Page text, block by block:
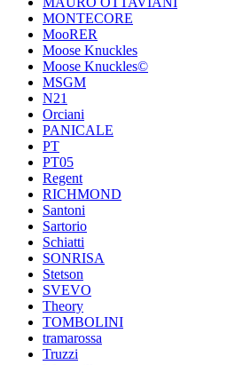
MONTECORE
MooRER
Moose Knuckles
Moose Knuckles©️
MSGM
N21
Orciani
PANICALE
PT
PT05
Regent
RICHMOND
Santoni
Sartorio
Schiatti
SONRISA
Stetson
SVEVO
Theory
TOMBOLINI
tramarossa
Truzzi